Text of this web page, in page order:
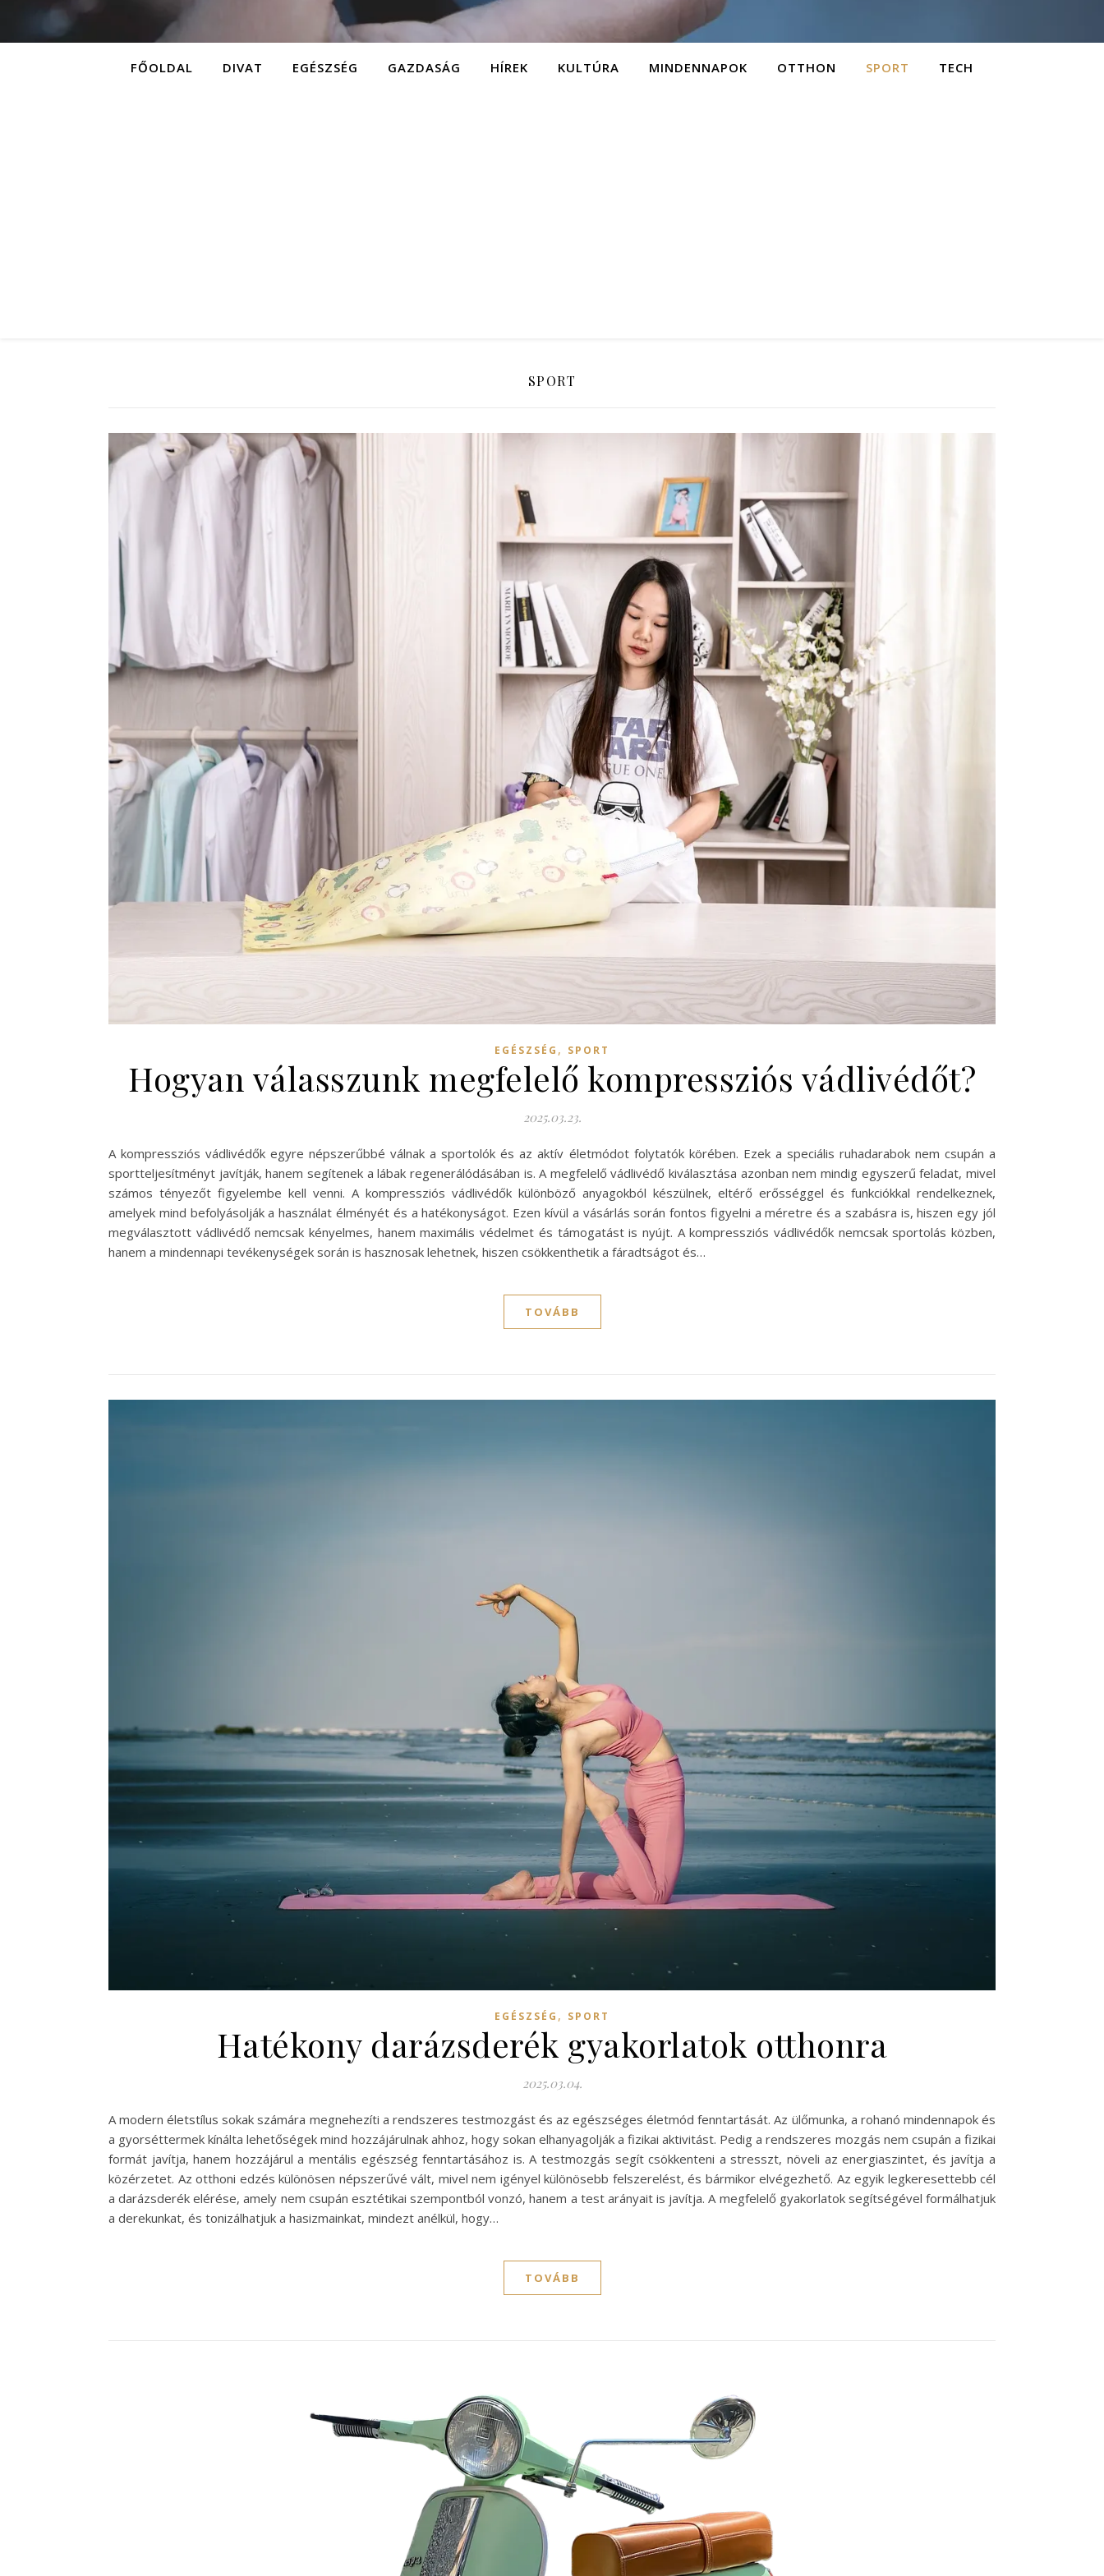
FŐOLDAL DIVAT EGÉSZSÉG GAZDASÁG HÍREK KULTÚRA MINDENNAPOK OTTHON SPORT TECH
SPORT
EGÉSZSÉG , SPORT
Hogyan válasszunk megfelelő kompressziós vádlivédőt?
2025.03.23.
A kompressziós vádlivédők egyre népszerűbbé válnak a sportolók és az aktív életmódot folytatók körében. Ezek a speciális ruhadarabok nem csupán a
sportteljesítményt javítják, hanem segítenek a lábak regenerálódásában is. A megfelelő vádlivédő kiválasztása azonban nem mindig egyszerű feladat, mivel
számos tényezőt figyelembe kell venni. A kompressziós vádlivédők különböző anyagokból készülnek, eltérő erősséggel és funkciókkal rendelkeznek,
amelyek mind befolyásolják a használat élményét és a hatékonyságot. Ezen kívül a vásárlás során fontos figyelni a méretre és a szabásra is, hiszen egy jól
megválasztott vádlivédő nemcsak kényelmes, hanem maximális védelmet és támogatást is nyújt. A kompressziós vádlivédők nemcsak sportolás közben,
hanem a mindennapi tevékenységek során is hasznosak lehetnek, hiszen csökkenthetik a fáradtságot és…
TOVÁBB
EGÉSZSÉG , SPORT
Hatékony darázsderék gyakorlatok otthonra
2025.03.04.
A modern életstílus sokak számára megnehezíti a rendszeres testmozgást és az egészséges életmód fenntartását. Az ülőmunka, a rohanó mindennapok és
a gyorséttermek kínálta lehetőségek mind hozzájárulnak ahhoz, hogy sokan elhanyagolják a fizikai aktivitást. Pedig a rendszeres mozgás nem csupán a fizikai
formát javítja, hanem hozzájárul a mentális egészség fenntartásához is. A testmozgás segít csökkenteni a stresszt, növeli az energiaszintet, és javítja a
közérzetet. Az otthoni edzés különösen népszerűvé vált, mivel nem igényel különösebb felszerelést, és bármikor elvégezhető. Az egyik legkeresettebb cél
a darázsderék elérése, amely nem csupán esztétikai szempontból vonzó, hanem a test arányait is javítja. A megfelelő gyakorlatok segítségével formálhatjuk
a derekunkat, és tonizálhatjuk a hasizmainkat, mindezt anélkül, hogy…
TOVÁBB